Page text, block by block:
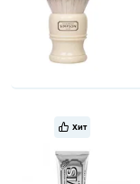
Хит